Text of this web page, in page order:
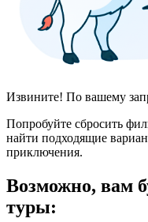
Извините! По вашему
Попробуйте сбросить
найти подходящие
приключения.
Возможно, вам
туры: